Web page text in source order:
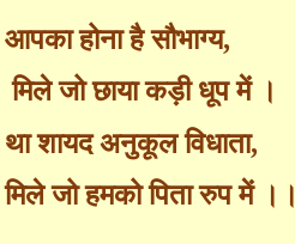
आपका होना है सौभाग्य,
मिले जो छाया कड़ी धूप में ।
था शायद अनुकूल विधाता,
मिले जो हमको पिता रुप में ।।